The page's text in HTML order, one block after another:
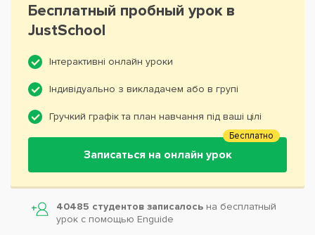
Бесплатный пробный урок в
JustSchool
Інтерактивні онлайн уроки
Індивідуально з викладачем або в групі
Гручкий графік та план навчання під ваші цілі
Записаться на онлайн урок
Бесплатно
40485 студентов записалось на бесплатный
урок с помощью Enguide